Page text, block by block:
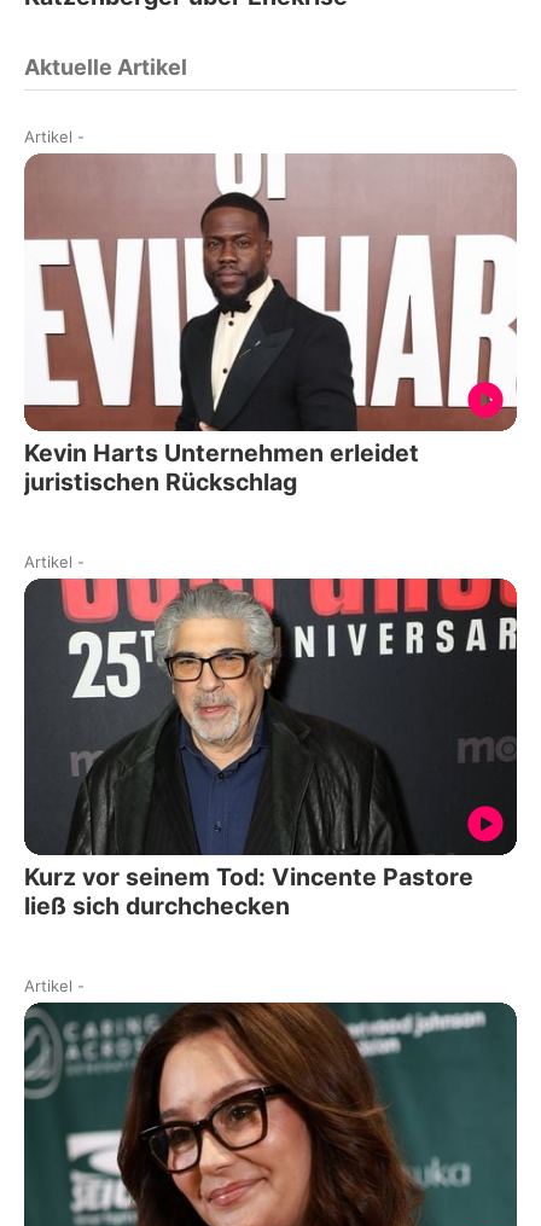
Aktuelle Artikel
Artikel -
Kevin Harts Unternehmen erleidet
juristischen Rückschlag
Artikel -
Kurz vor seinem Tod: Vincente Pastore
ließ sich durchchecken
Artikel -